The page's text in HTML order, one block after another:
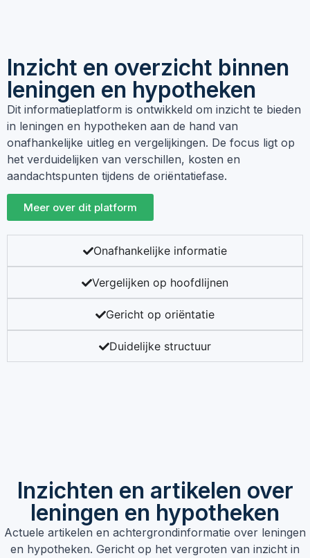
Inzicht en overzicht binnen
leningen en hypotheken
Dit informatieplatform is ontwikkeld om inzicht te bieden
in leningen en hypotheken aan de hand van
onafhankelijke uitleg en vergelijkingen. De focus ligt op
het verduidelijken van verschillen, kosten en
aandachtspunten tijdens de oriëntatiefase.
Meer over dit platform
Onafhankelijke informatie
Vergelijken op hoofdlijnen
Gericht op oriëntatie
Duidelijke structuur
Inzichten en artikelen over
leningen en hypotheken
Actuele artikelen en achtergrondinformatie over leningen
en hypotheken. Gericht op het vergroten van inzicht in